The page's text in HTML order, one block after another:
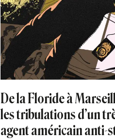
De la Floride à
les tribulations d’un
agent américain anti-